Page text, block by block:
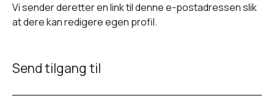
Vi sender deretter en link til denne e-postadressen slik
at dere kan redigere egen profil.
Send tilgang til